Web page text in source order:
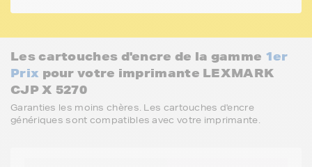
Les cartouches d'encre de la gamme 1er
Prix pour votre imprimante LEXMARK
CJP X 5270
Garanties les moins chères. Les cartouches d'encre
génériques sont compatibles avec votre imprimante.